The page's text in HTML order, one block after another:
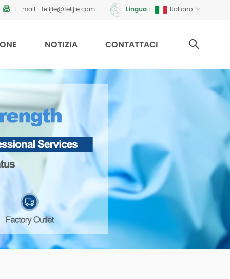
Lingua : Italiano
E-mail : telijie@telijie.com
NOTIZIA CONTATTACI